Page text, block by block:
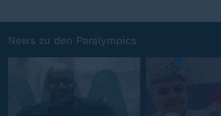
News zu den Paralympics